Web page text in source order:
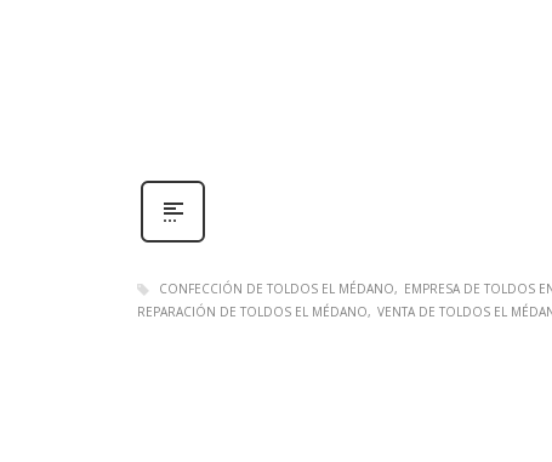
CONFECCIÓN DE TOLDOS EL MÉDANO EMPRESA DE TOLDOS
REPARACIÓN DE TOLDOS EL MÉDANO
VENTA DE TOLDOS EL